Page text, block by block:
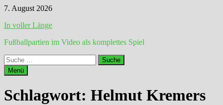
Zum
springen
7. August 2026
In voller Länge
Fußballpartien im Video als komplettes Spiel
Suche
nach:
Menü
Schlagwort: Helmut Kremers